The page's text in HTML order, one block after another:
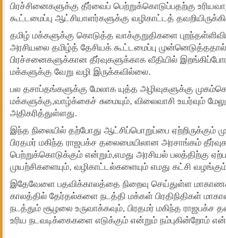
பிரச்சினைகளுக்கு தீர்வைப் பெற்றுக்கொடுப்பதற்கு
கூட்டமைப்பு ஆட்சியாளர்களுக்கு வழிகாட்டத்
தமிழ் மக்களுக்கு கொடுத்த வாக்குறுதிகளை
அரசியலை தமிழ்த் தேசியக் கூட்டமைப்பு
பிரச்சனைகளுக்கான தீர்வுகளுக்காக வீதியில்
மக்களுக்கு வேறு வழி இருக்கவில்லை.
பல தசாப்தங்களுக்கு மேலாக யுத்த அழிவுகளுக்கு
மக்களுக்கு,வாழ்க்கைச் சுமையும், விலைவாசி உயர்வும்
அதிகரித்துள்ளது.
இந்த நிலையில் தற்போது ஆட்சிப்பொறுப்பை ஏற்றிருக்கும்
பிரதமர் மகிந்த ராஜபக்ச தலைமையிலான அரசாங்கம்
பெற்றுக்கொடுக்கும் என்றும்,எமது அரசியல் பலத்திற்கு
முயற்சிகளையும், வழிகாட்டல்களையும் எமது கட்சி
இதேவேளை பதவிக்காலத்தை நிறைவு செய்துள்ள
காலத்தில் தேர்தல்களை நடத்தி மக்கள் பிரதிநிதிகள்
நடத்தும் சூழலை உருவாக்கவும், பிரதமர் மகிந்த
உரிய நடவடிக்கைகளை எடுக்கும் என்றும் நம்புகின்றோம்